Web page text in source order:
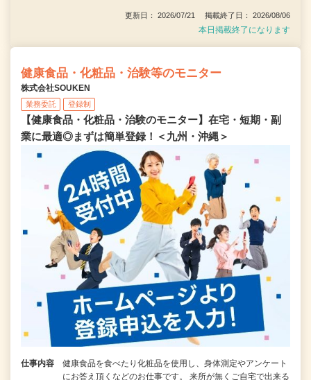
更新日： 2026/07/21 掲載終了日： 2026/08/06
本日掲載終了になります
健康食品・化粧品・治験等のモニター
株式会社SOUKEN
業務委託 登録制
【健康食品・化粧品・治験のモニター】在宅・短期・副
業に最適◎まずは簡単登録！＜九州・沖縄＞
仕事内容
健康食品を食べたり化粧品を使用し、身体測定やアンケート
にお答え頂くなどのお仕事です。 来所が無くご自宅で出来る